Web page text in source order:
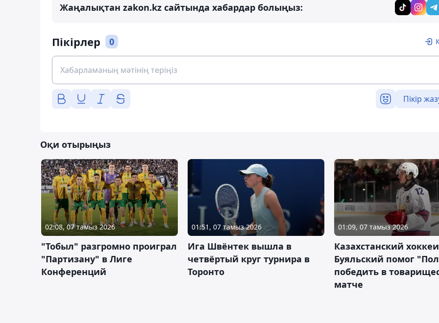
Жаңалықтан zakon.kz сайтында хабардар болыңыз:
Пікірлер 0
Пікір
Оқи отырыңыз
02:08, 07 тамыз 2026
"Тобыл" разгромно проиграл
"Партизану" в Лиге
Конференций
01:51, 07 тамыз 2026
Ига Швёнтек вышла в
четвёртый круг турнира в
Торонто
01:09, 07 тамыз 2026
Казахстанский
Буяльский помог
победить в
матче